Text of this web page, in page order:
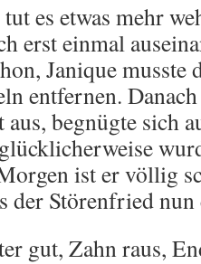
es etwas mehr
erst einmal
Janique musste
entfernen.
aus, begnügte sich
ist er völlig
der Störenfried
gut, Zahn raus,